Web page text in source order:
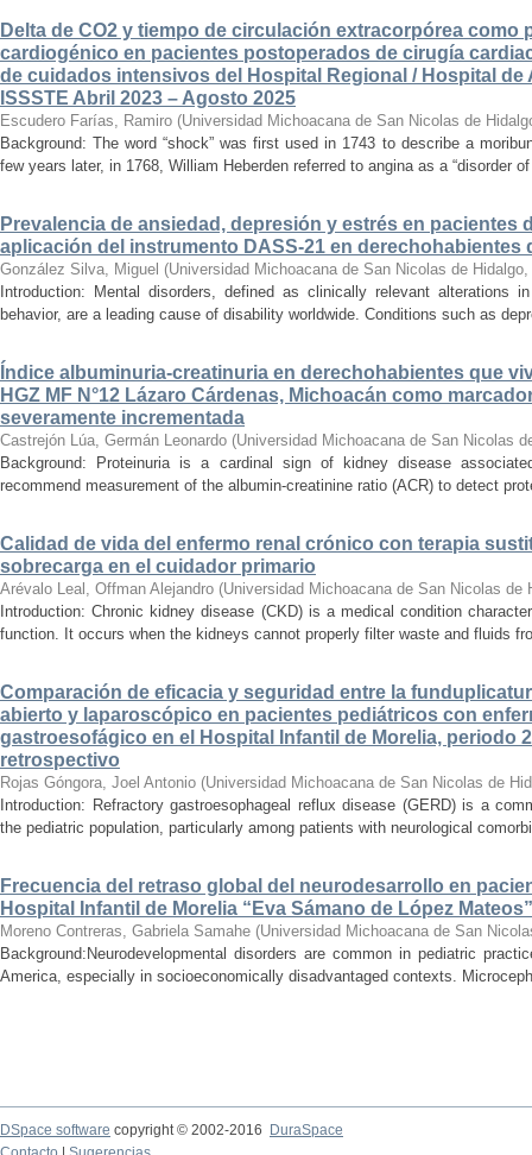
Delta de CO2 y tiempo de circulación extracorpórea como
cardiogénico en pacientes postoperados de cirugía
de cuidados intensivos del Hospital Regional / Hospital de
ISSSTE Abril 2023 – Agosto 2025
Escudero Farías, Ramiro (Universidad Michoacana de San Nicolas de
Background: The word “shock” was first used in 1743 to describe a
few years later, in 1768, William Heberden referred to angina as a “disorder
Prevalencia de ansiedad, depresión y estrés en pacientes
aplicación del instrumento DASS-21 en derechohabientes
González Silva, Miguel (Universidad Michoacana de San Nicolas de Hidalgo,
Introduction: Mental disorders, defined as clinically relevant alterations
behavior, are a leading cause of disability worldwide. Conditions such as
Índice albuminuria-creatinuria en derechohabientes que
HGZ MF N°12 Lázaro Cárdenas, Michoacán como
severamente incrementada
Castrejón Lúa, Germán Leonardo (Universidad Michoacana de San Nicolas
Background: Proteinuria is a cardinal sign of kidney disease
recommend measurement of the albumin-creatinine ratio (ACR) to detect
Calidad de vida del enfermo renal crónico con terapia
sobrecarga en el cuidador primario
Arévalo Leal, Offman Alejandro (Universidad Michoacana de San Nicolas de
Introduction: Chronic kidney disease (CKD) is a medical condition
function. It occurs when the kidneys cannot properly filter waste and fluids
Comparación de eficacia y seguridad entre la
abierto y laparoscópico en pacientes pediátricos con
gastroesofágico en el Hospital Infantil de Morelia, periodo
retrospectivo
Rojas Góngora, Joel Antonio (Universidad Michoacana de San Nicolas de
Introduction: Refractory gastroesophageal reflux disease (GERD) is a
the pediatric population, particularly among patients with neurological
Frecuencia del retraso global del neurodesarrollo en
Hospital Infantil de Morelia “Eva Sámano de López Mateos”
Moreno Contreras, Gabriela Samahe (Universidad Michoacana de San
Background:Neurodevelopmental disorders are common in pediatric
America, especially in socioeconomically disadvantaged contexts.
DSpace software copyright © 2002-2016
DuraSpace